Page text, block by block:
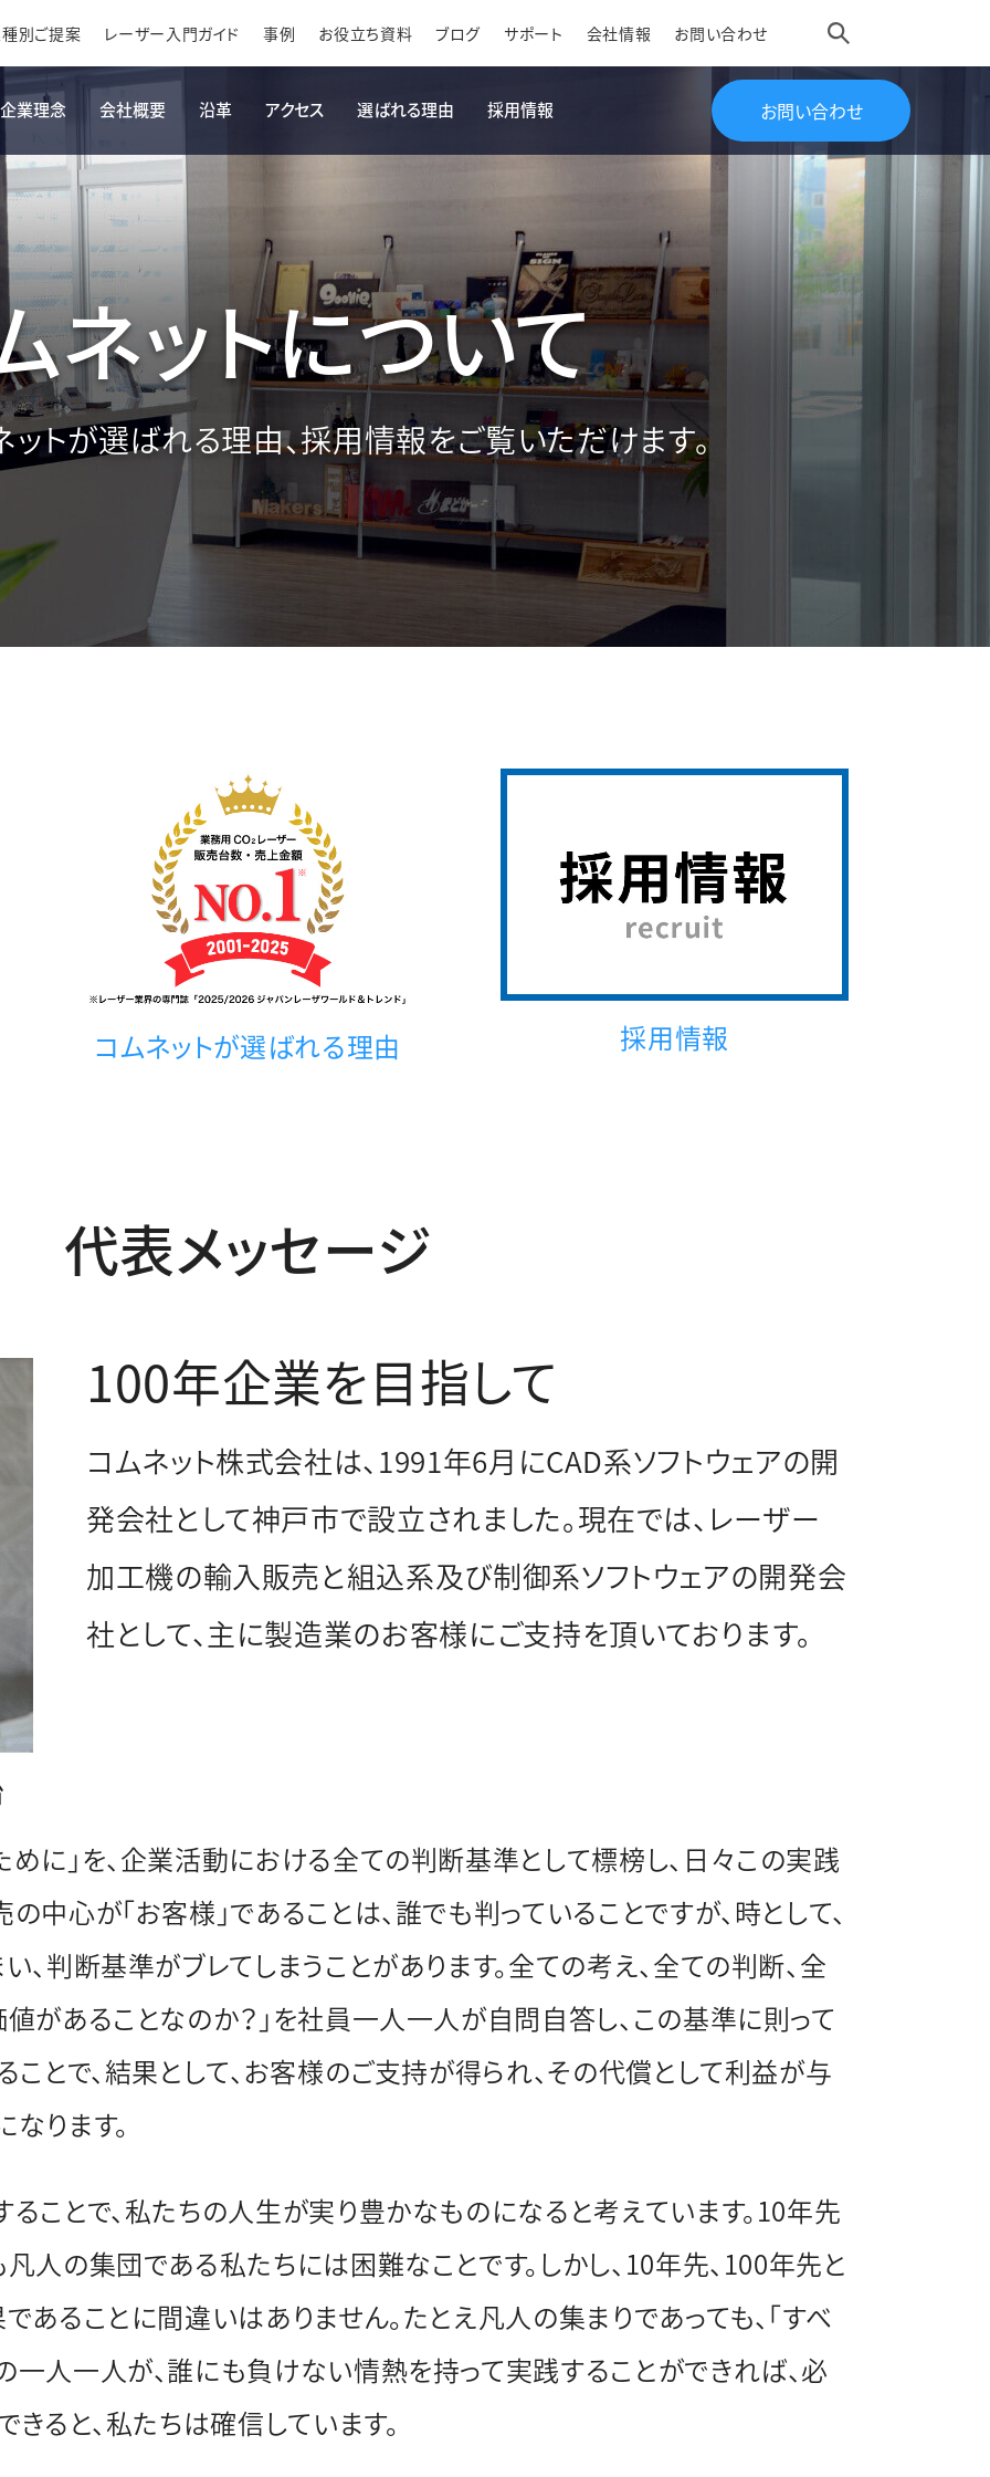
別ご提案 レーザー入門ガイド 事例 お役立ち資料 ブログ サポート 会社情報 お問い合わせ
企業理念 会社概要 沿革 アクセス 選ばれる理由 採用情報 お問い合わせ
ネットについて
ットが選ばれる理由、採用情報をご覧いただけます。
コムネットが選ばれる理由 採用情報
代表メッセージ
100年企業を目指して
コムネット株式会社は、1991年6月にCAD系ソフトウェアの開
発会社として神戸市で設立されました。現在では、レーザー
加工機の輸入販売と組込系及び制御系ソフトウェアの開発会
社として、主に製造業のお客様にご支持を頂いております。
めに」を、企業活動における全ての判断基準として標榜し、日々この実践
中心が「お客様」であることは、誰でも判っていることですが、時として、
、判断基準がブレてしまうことがあります。全ての考え、全ての判断、全
値があることなのか？」を社員一人一人が自問自答し、この基準に則って
ことで、結果として、お客様のご支持が得られ、その代償として利益が与
ります。
ることで、私たちの人生が実り豊かなものになると考えています。10年先
人の集団である私たちには困難なことです。しかし、10年先、100年先と
あることに間違いはありません。たとえ凡人の集まりであっても、「すべ
一人一人が、誰にも負けない情熱を持って実践することができれば、必
ると、私たちは確信しています。